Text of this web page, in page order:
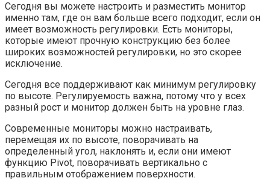
Сегодня вы можете настроить и разместить монитор
именно там, где он вам больше всего подходит, если он
имеет возможность регулировки. Есть мониторы,
которые имеют прочную конструкцию без более
широких возможностей регулировки, но это скорее
исключение.
Сегодня все поддерживают как минимум регулировку
по высоте. Регулируемость важна, потому что у всех
разный рост и монитор должен быть на уровне глаз.
Современные мониторы можно настраивать,
перемещая их по высоте, поворачивать на
определенный угол, наклонять и, если они имеют
функцию Pivot, поворачивать вертикально с
правильным отображением поверхности.